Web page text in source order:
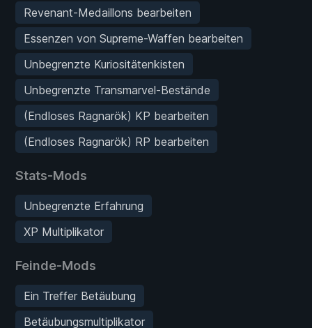
Revenant-Medaillons bearbeiten
Essenzen von Supreme-Waffen bearbeiten
Unbegrenzte Kuriositätenkisten
Unbegrenzte Transmarvel-Bestände
(Endloses Ragnarök) KP bearbeiten
(Endloses Ragnarök) RP bearbeiten
Stats-Mods
Unbegrenzte Erfahrung
XP Multiplikator
Feinde-Mods
Ein Treffer Betäubung
Betäubungsmultiplikator